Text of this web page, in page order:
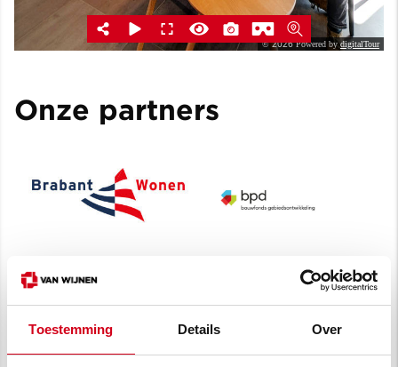
Toestemming Details Over
Onze partners
BrabantWonen